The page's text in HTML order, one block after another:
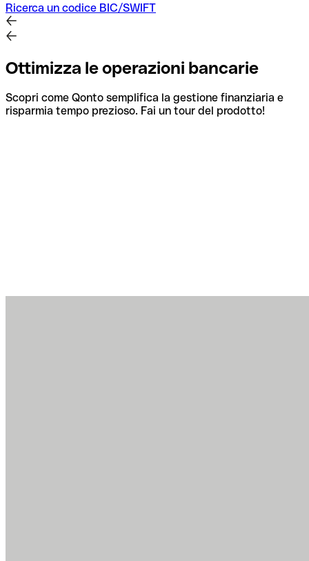
Ricerca un codice BIC/SWIFT
Ottimizza le operazioni bancarie
Scopri come Qonto semplifica la gestione finanziaria e
risparmia tempo prezioso. Fai un tour del prodotto!